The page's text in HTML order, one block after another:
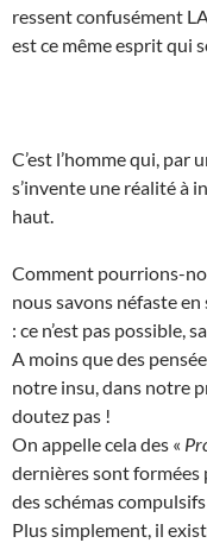
ressent confusément
est ce même esprit qui
C’est l’homme qui, par
s’invente une réalité à
haut.
Comment pourrions-
nous savons néfaste en
: ce n’est pas possible,
A moins que des
notre insu, dans notre
doutez pas !
On appelle cela des «
dernières sont formées
des schémas compulsifs
Plus simplement, il